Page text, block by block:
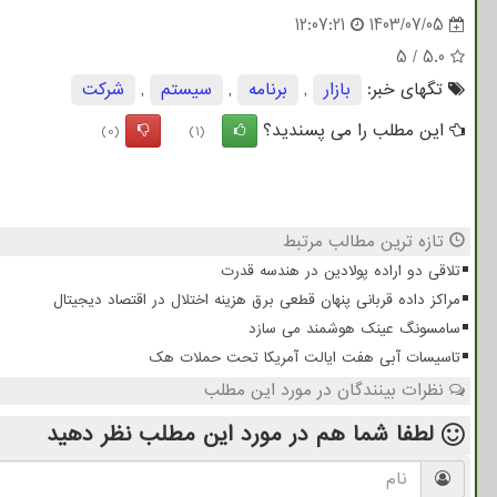
1403/07/05
12:07:21
5.0
/
5
تگهای خبر:
بازار , برنامه , سیستم ,
شركت
این مطلب را می پسندید؟
(1)
(0)
تازه ترین مطالب مرتبط
تلاقی دو اراده پولادین در هندسه قدرت
مراکز داده قربانی پنهان قطعی برق هزینه اختلال در اقتصاد دیجیتال
سامسونگ عینک هوشمند می سازد
تاسیسات آبی هفت ایالت آمریکا تحت حملات هک
نظرات بینندگان در مورد این مطلب
لطفا شما هم در مورد این مطلب نظر دهید